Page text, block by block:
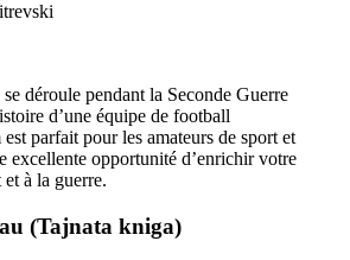
déroule pendant la Seconde Guerre
d’une équipe de football
parfait pour les amateurs de sport et
excellente opportunité d’enrichir votre
à la guerre.
(Tajnata kniga)